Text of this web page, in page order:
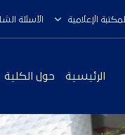
المكتبة الإعلامية الأسئلة
الرئيسية حول الكلية